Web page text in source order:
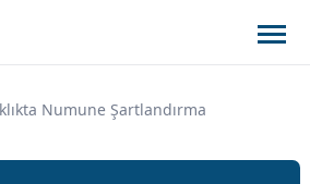
Numune Şartlandırma